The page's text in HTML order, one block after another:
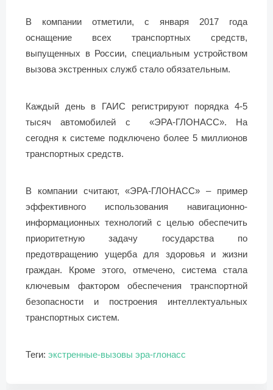
В компании отметили, с января 2017 года
оснащение всех транспортных средств,
выпущенных в России, специальным устройством
вызова экстренных служб стало обязательным.
Каждый день в ГАИС регистрируют порядка 4-5
тысяч автомобилей с «ЭРА-ГЛОНАСС». На
сегодня к системе подключено более 5 миллионов
транспортных средств.
В компании считают, «ЭРА-ГЛОНАСС» – пример
эффективного использования навигационно-
информационных технологий с целью обеспечить
приоритетную задачу государства по
предотвращению ущерба для здоровья и жизни
граждан. Кроме этого, отмечено, система стала
ключевым фактором обеспечения транспортной
безопасности и построения интеллектуальных
транспортных систем.
Теги: экстренные-вызовы эра-глонасс